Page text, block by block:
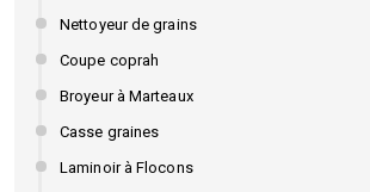
Nettoyeur de grains
Coupe coprah
Broyeur à Marteaux
Casse graines
Laminoir à Flocons